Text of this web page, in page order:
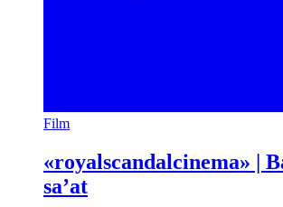
Film
«royalscandalcinema» |
sa’at